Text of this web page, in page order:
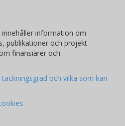
innehåller information om
publikationer och projekt
finansiärer och
och vilka som kan